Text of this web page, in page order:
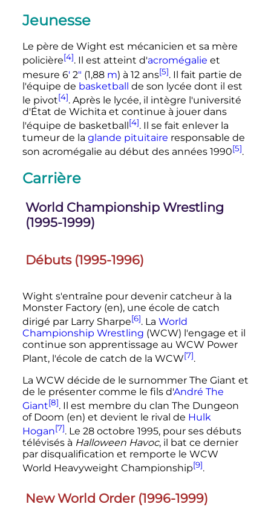
Jeunesse
Le père de Wight est mécanicien et sa mère
policière[4]. Il est atteint d'acromégalie et
mesure 6′ 2″ (1,88 m) à 12 ans[5]. Il fait partie de
l'équipe de basketball de son lycée dont il est
le pivot[4]. Après le lycée, il intègre l'université
d'État de Wichita et continue à jouer dans
l'équipe de basketball
[4]. Il se fait enlever la
tumeur de la glande pituitaire responsable de
son acromégalie au début des années 1990[5].
Carrière
World Championship Wrestling
(1995-1999)
Débuts (1995-1996)
Wight s'entraîne pour devenir catcheur à la
Monster Factory (en), une école de catch
dirigé par Larry Sharpe[6]. La World
Championship Wrestling (WCW) l'engage et il
continue son apprentissage au WCW Power
Plant, l'école de catch de la WCW[7].
La WCW décide de le surnommer The Giant et
de le présenter comme le fils d'André The
Giant[8]. Il est membre du clan The Dungeon
of Doom (en) et devient le rival de Hulk
Hogan[7]. Le 28 octobre 1995, pour ses débuts
télévisés à Halloween Havoc, il bat ce dernier
par disqualification et remporte le WCW
World Heavyweight Championship[9].
New World Order (1996-1999)